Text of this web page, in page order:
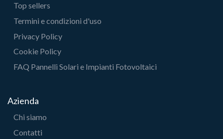
Top sellers
Termini e condizioni d'uso
Privacy Policy
Cookie Policy
FAQ Pannelli Solari e Impianti Fotovoltaici
Azienda
Chi siamo
Contatti